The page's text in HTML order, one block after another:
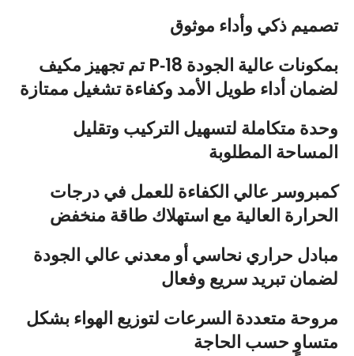
تصميم ذكي وأداء موثوق
تم تجهيز مكيف P‑18 بمكونات عالية الجودة
لضمان أداء طويل الأمد وكفاءة تشغيل ممتازة
وحدة متكاملة لتسهيل التركيب وتقليل
المساحة المطلوبة
كمبروسر عالي الكفاءة للعمل في درجات
الحرارة العالية مع استهلاك طاقة منخفض
مبادل حراري نحاسي أو معدني عالي الجودة
لضمان تبريد سريع وفعال
مروحة متعددة السرعات لتوزيع الهواء بشكل
متساوٍ حسب الحاجة